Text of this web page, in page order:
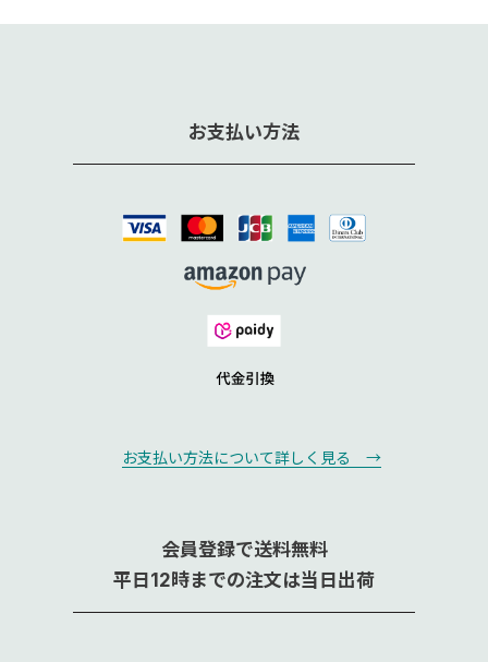
お支払い方法
お支払い方法について詳しく見る →
会員登録で送料無料
平日12時までの注文は当日出荷